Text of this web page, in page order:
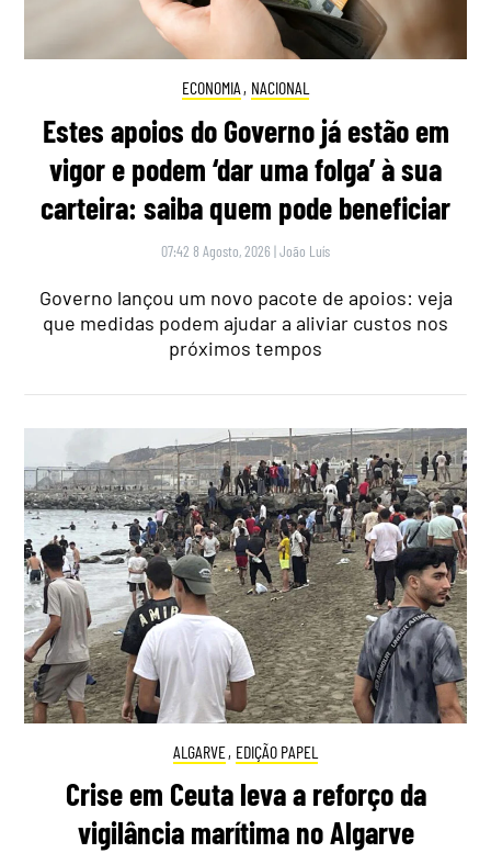
ECONOMIA , NACIONAL
Estes apoios do Governo já estão em
vigor e podem ‘dar uma folga’ à sua
carteira: saiba quem pode beneficiar
07:42 8 Agosto, 2026 |João Luís
Governo lançou um novo pacote de apoios: veja
que medidas podem ajudar a aliviar custos nos
próximos tempos
ALGARVE, EDIÇÃO PAPEL
Crise em Ceuta leva a reforço da
vigilância marítima no Algarve